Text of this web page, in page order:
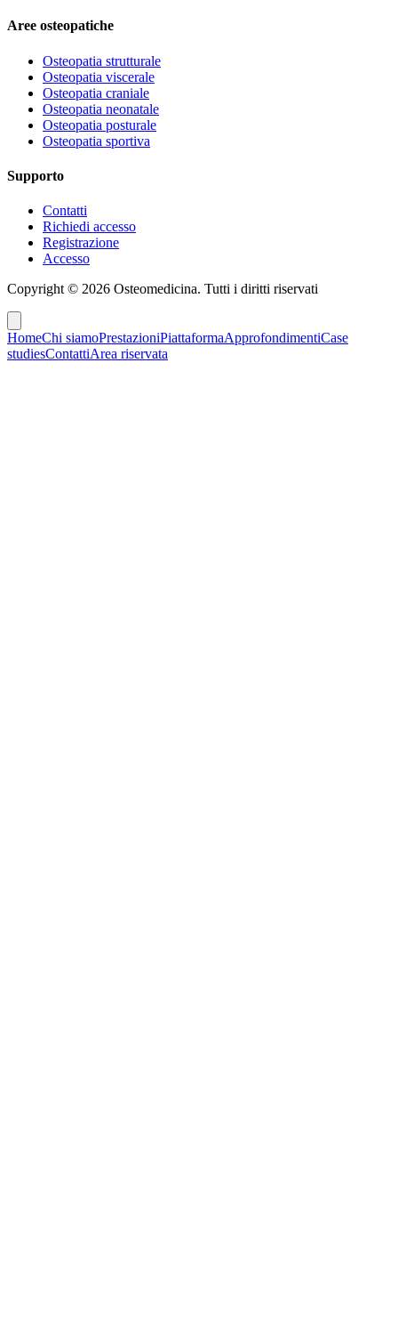
Aree osteopatiche
Osteopatia strutturale
Osteopatia viscerale
Osteopatia craniale
Osteopatia neonatale
Osteopatia posturale
Osteopatia sportiva
Supporto
Contatti
Richiedi accesso
Registrazione
Accesso
Copyright © 2026 Osteomedicina. Tutti i diritti riservati
HomeChi siamoPrestazioniPiattaformaApprofondimentiCase
studiesContattiArea riservata